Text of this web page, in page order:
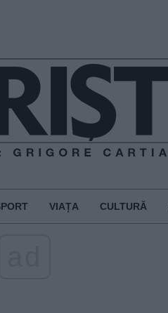
VIAȚA CULTURĂ